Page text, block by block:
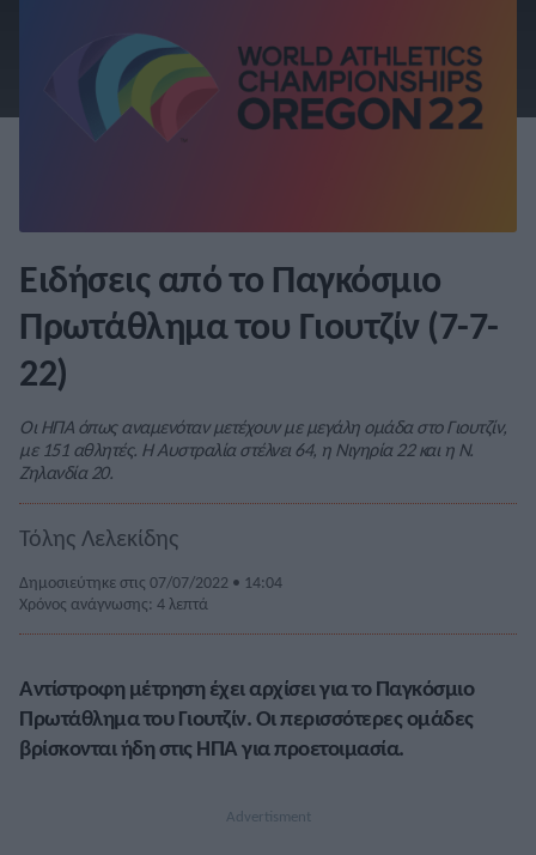
Ειδήσεις από το Παγκόσμιο
Πρωτάθλημα του Γιουτζίν (7-7-
22)
Οι ΗΠΑ όπως αναμενόταν μετέχουν με μεγάλη ομάδα στο Γιουτζίν,
με 151 αθλητές. Η Αυστραλία στέλνει 64, η Νιγηρία 22 και η Ν.
Ζηλανδία 20.
Τόλης Λελεκίδης
Δημοσιεύτηκε στις 07/07/2022 • 14:04
Χρόνος ανάγνωσης: 4 λεπτά
Αντίστροφη μέτρηση έχει αρχίσει για το Παγκόσμιο
Πρωτάθλημα του Γιουτζίν. Οι περισσότερες ομάδες
βρίσκονται ήδη στις ΗΠΑ για προετοιμασία.